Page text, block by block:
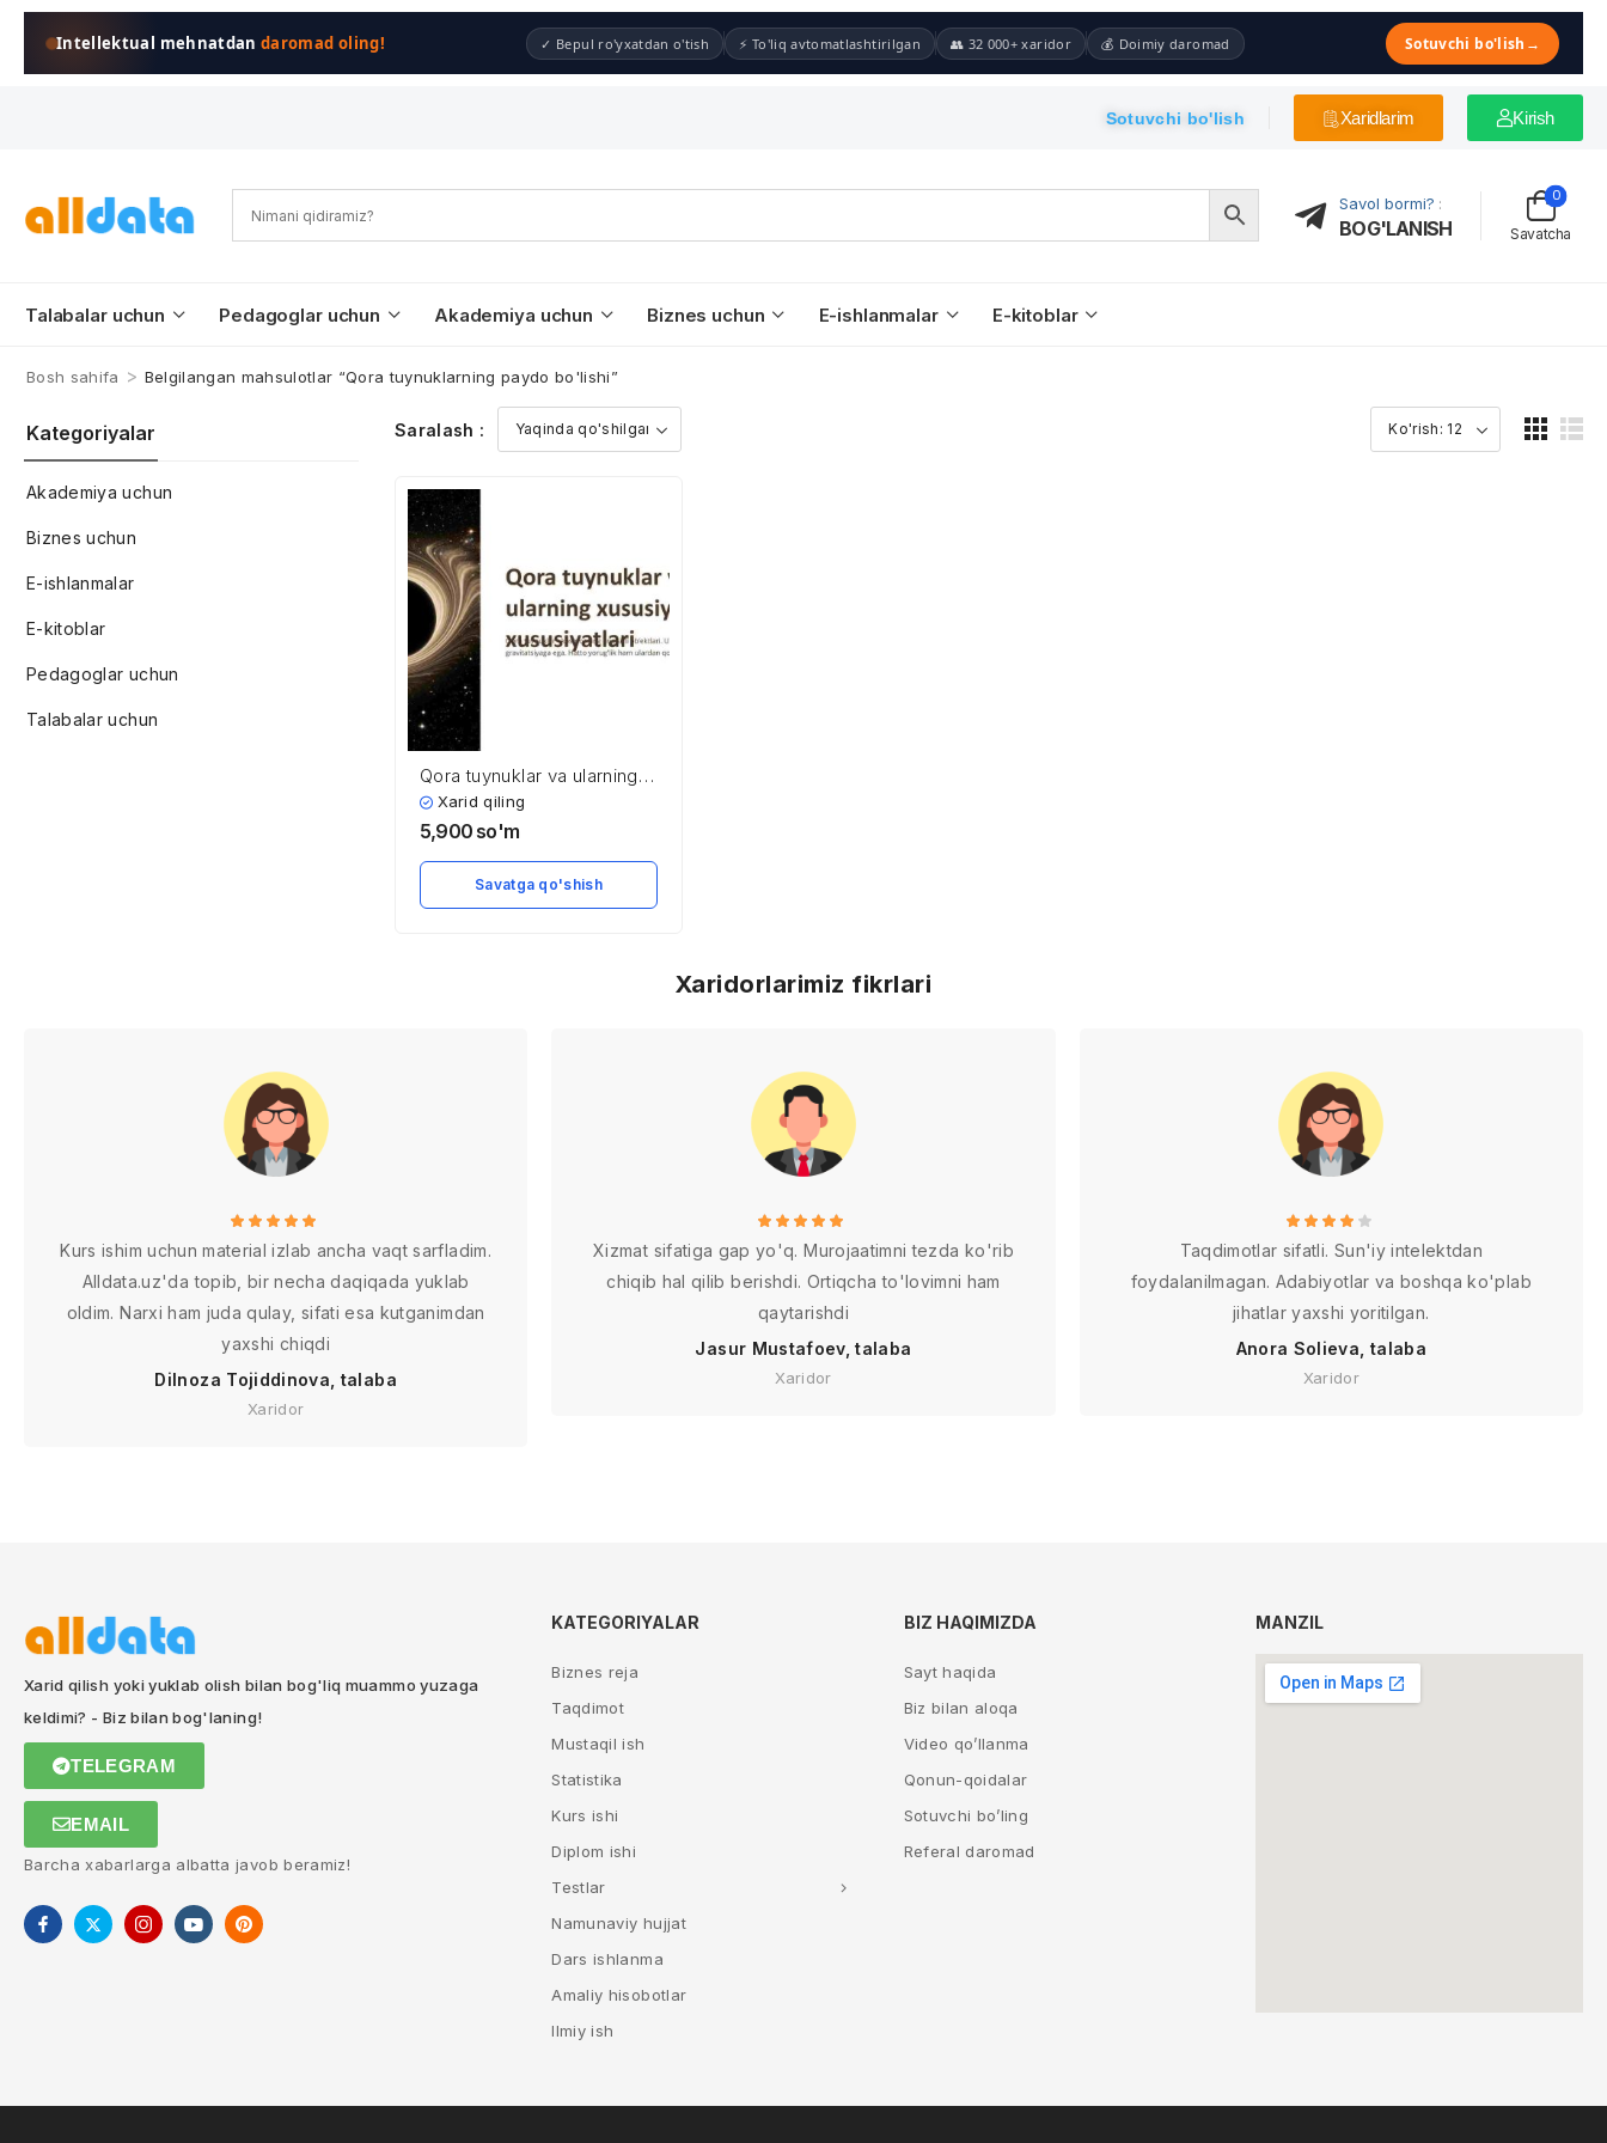
Intellektual mehnatdandaromad oling! ✓ Bepul ro'yxatdan o'tish ⚡ To'liq avtomatlashtirilgan 👥 32 000+ xaridor 💰 Doimiy daromad Sotuvchi bo'lish →
Sotuvchi bo'lish Xaridlarim Kirish
Savol bormi? :
BOG'LANISH Savatcha
0
Talabalar uchun Pedagoglar uchun Akademiya uchun Biznes uchun E-ishlanmalar E-kitoblar
Bosh sahifa > Belgilangan mahsulotlar “Qora tuynuklarning paydo bo'lishi”
Kategoriyalar
Akademiya uchun
Biznes uchun
E-ishlanmalar
E-kitoblar
Pedagoglar uchun
Talabalar uchun
Saralash :
Qora tuynuklar va ularning
xususiyatlari
Xarid qiling
5,900 so'm
Savatga qo'shish
Xaridorlarimiz fikrlari
Kurs ishim uchun material izlab ancha vaqt sarfladim.
Alldata.uz'da topib, bir necha daqiqada yuklab
oldim. Narxi ham juda qulay, sifati esa kutganimdan
yaxshi chiqdi
Dilnoza Tojiddinova, talaba
Xaridor
Xizmat sifatiga gap yo'q. Murojaatimni tezda ko'rib
chiqib hal qilib berishdi. Ortiqcha to'lovimni ham
qaytarishdi
Jasur Mustafoev, talaba
Xaridor
Taqdimotlar sifatli. Sun'iy intelektdan
foydalanilmagan. Adabiyotlar va boshqa ko'plab
jihatlar yaxshi yoritilgan.
Anora Solieva, talaba
Xaridor
Xarid qilish yoki yuklab olish bilan bog'liq muammo yuzaga
keldimi? - Biz bilan bog'laning!
TELEGRAM
EMAIL
Barcha xabarlarga albatta javob beramiz!
KATEGORIYALAR
Biznes reja
Taqdimot
Mustaqil ish
Statistika
Kurs ishi
Diplom ishi
Testlar
Namunaviy hujjat
Dars ishlanma
Amaliy hisobotlar
Ilmiy ish
BIZ HAQIMIZDA
Sayt haqida
Biz bilan aloqa
Video qo’llanma
Qonun-qoidalar
Sotuvchi bo’ling
Referal daromad
MANZIL